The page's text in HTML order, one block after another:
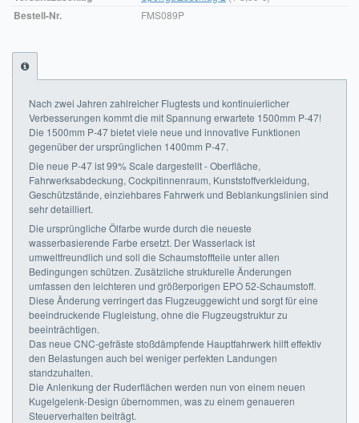
Was wir bieten
Unsere Philosophie
KONTAKT
MEIN KONTO
WARENKORB
Bestell-Nr. FMS089P
Nach zwei Jahren zahlreicher Flugtests und kontinuierlicher
Verbesserungen kommt die mit Spannung erwartete 1500mm P-47!
Die 1500mm P-47 bietet viele neue und innovative Funktionen
gegenüber der ursprünglichen 1400mm P-47.
Die neue P-47 ist 99% Scale dargestellt - Oberfläche,
Fahrwerksabdeckung, Cockpitinnenraum, Kunststoffverkleidung,
Geschützstände, einziehbares Fahrwerk und Beblankungslinien sind
sehr detailliert.
Die ursprüngliche Ölfarbe wurde durch die neueste
wasserbasierende Farbe ersetzt. Der Wasserlack ist
umweltfreundlich und soll die Schaumstoffteile unter allen
Bedingungen schützen. Zusätzliche strukturelle Änderungen
umfassen den leichteren und größerporigen EPO 52-Schaumstoff.
Diese Änderung verringert das Flugzeuggewicht und sorgt für eine
beeindruckende Flugleistung, ohne die Flugzeugstruktur zu
beeinträchtigen.
Das neue CNC-gefräste stoßdämpfende Hauptfahrwerk hilft effektiv
den Belastungen auch bei weniger perfekten Landungen
standzuhalten.
Die Anlenkung der Ruderflächen werden nun von einem neuen
Kugelgelenk-Design übernommen, was zu einem genaueren
Steuerverhalten beiträgt.